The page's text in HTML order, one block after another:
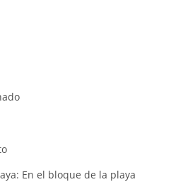
En el bloque de la playa